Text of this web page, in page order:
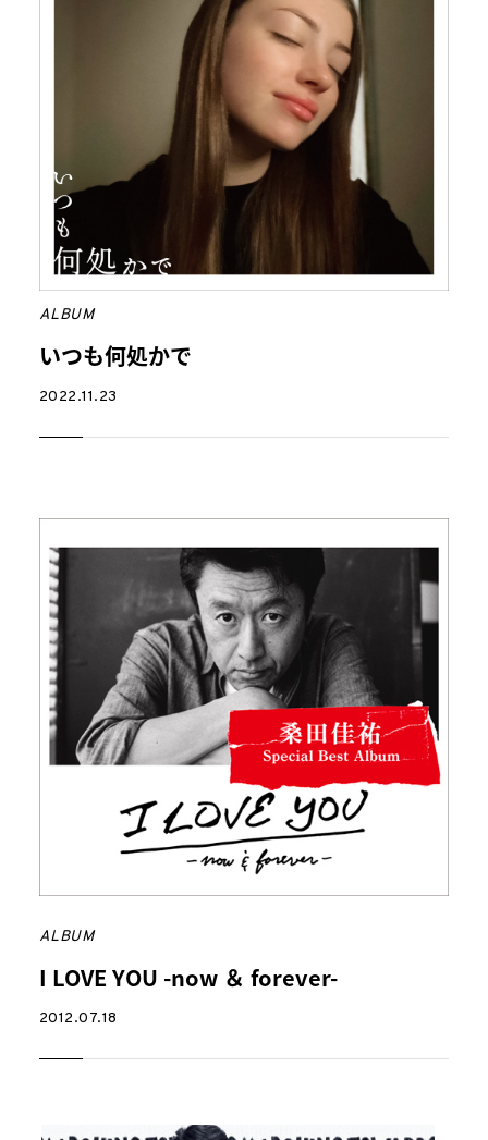
ALBUM
いつも何処かで
2022.11.23
ALBUM
I LOVE YOU -now ＆ forever-
2012.07.18